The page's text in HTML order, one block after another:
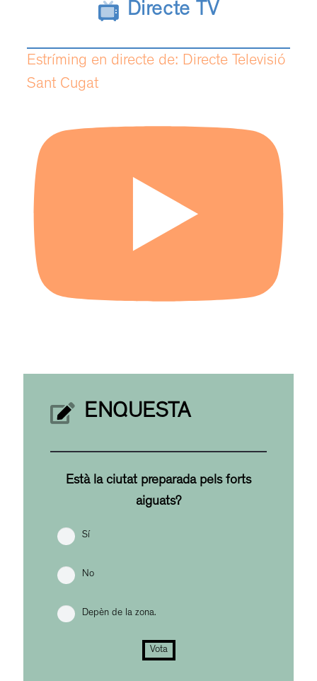
Directe TV
Estríming en directe de: Directe Televisió
Sant Cugat
ENQUESTA
Està la ciutat preparada pels forts
aiguats?
Sí
No
Depèn de la zona.
Vota